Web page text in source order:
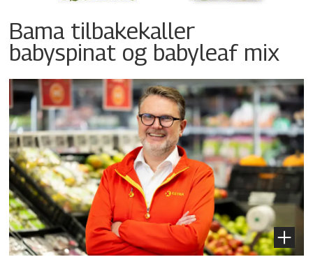
Bama tilbakekaller
babyspinat og babyleaf mix